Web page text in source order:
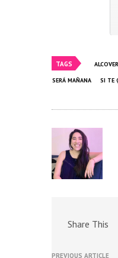
TAGS ALCOVER
SERÁ MAÑANA SI TE
Share This
PREVIOUS ARTICLE